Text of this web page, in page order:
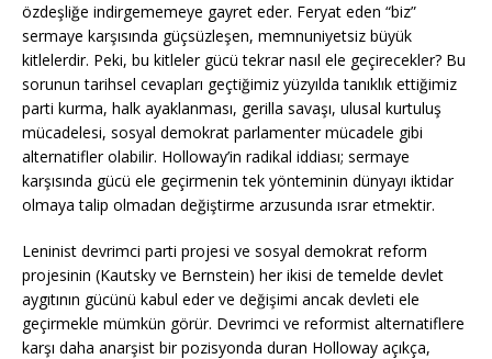
özdeşliğe indirgememeye gayret eder. Feryat eden “biz”
sermaye karşısında güçsüzleşen, memnuniyetsiz büyük
kitlelerdir. Peki, bu kitleler gücü tekrar nasıl ele geçirecekler? Bu
sorunun tarihsel cevapları geçtiğimiz yüzyılda tanıklık ettiğimiz
parti kurma, halk ayaklanması, gerilla savaşı, ulusal kurtuluş
mücadelesi, sosyal demokrat parlamenter mücadele gibi
alternatifler olabilir. Holloway’in radikal iddiası; sermaye
karşısında gücü ele geçirmenin tek yönteminin dünyayı iktidar
olmaya talip olmadan değiştirme arzusunda ısrar etmektir.
Leninist devrimci parti projesi ve sosyal demokrat reform
projesinin (Kautsky ve Bernstein) her ikisi de temelde devlet
aygıtının gücünü kabul eder ve değişimi ancak devleti ele
geçirmekle mümkün görür. Devrimci ve reformist alternatiflere
karşı daha anarşist bir pozisyonda duran Holloway açıkça,